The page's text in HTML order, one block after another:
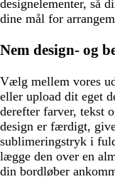
designelementer, så
dine mål for
Nem design- og
Vælg mellem vores
eller upload dit eget
derefter farver, tekst
design er færdigt,
sublimeringstryk i
lægge den over en
din bordløber